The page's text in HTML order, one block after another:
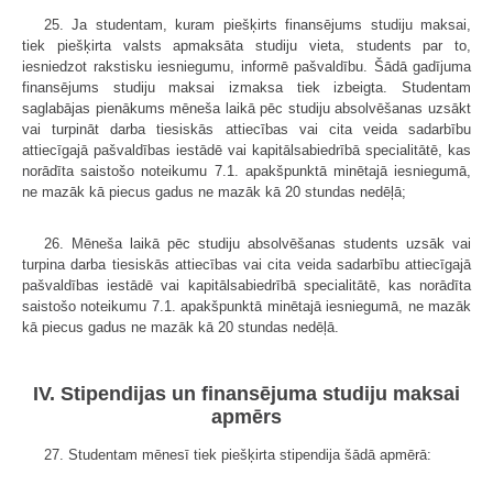
25. Ja studentam, kuram piešķirts finansējums studiju maksai,
tiek piešķirta valsts apmaksāta studiju vieta, students par to,
iesniedzot rakstisku iesniegumu, informē pašvaldību. Šādā gadījuma
finansējums studiju maksai izmaksa tiek izbeigta. Studentam
saglabājas pienākums mēneša laikā pēc studiju absolvēšanas uzsākt
vai turpināt darba tiesiskās attiecības vai cita veida sadarbību
attiecīgajā pašvaldības iestādē vai kapitālsabiedrībā specialitātē, kas
norādīta saistošo noteikumu 7.1. apakšpunktā minētajā iesniegumā,
ne mazāk kā piecus gadus ne mazāk kā 20 stundas nedēļā;
26. Mēneša laikā pēc studiju absolvēšanas students uzsāk vai
turpina darba tiesiskās attiecības vai cita veida sadarbību attiecīgajā
pašvaldības iestādē vai kapitālsabiedrībā specialitātē, kas norādīta
saistošo noteikumu 7.1. apakšpunktā minētajā iesniegumā, ne mazāk
kā piecus gadus ne mazāk kā 20 stundas nedēļā.
IV. Stipendijas un finansējuma studiju maksai
apmērs
27. Studentam mēnesī tiek piešķirta stipendija šādā apmērā: